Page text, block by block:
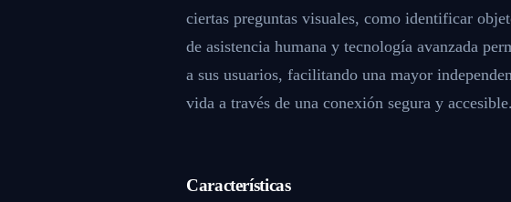
ciertas preguntas visuales, como identificar
de asistencia humana y tecnología avanzada
a sus usuarios, facilitando una mayor
vida a través de una conexión segura y accesible.
Características